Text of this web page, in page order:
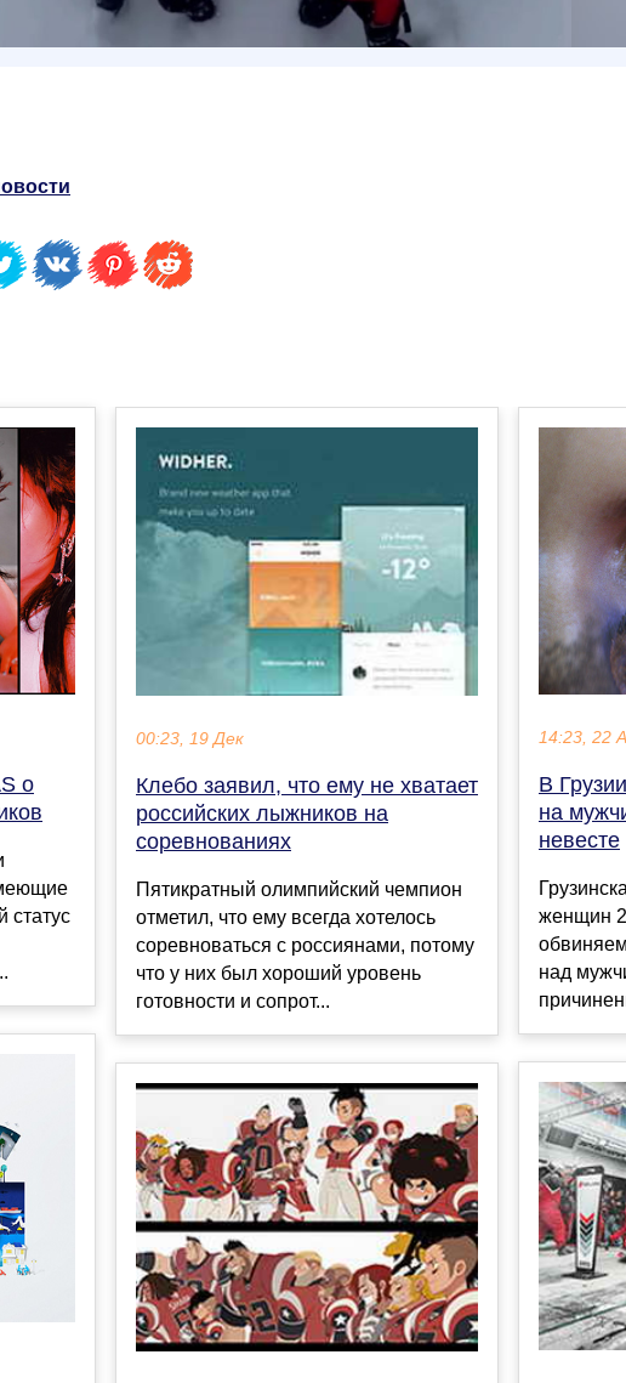
о
статус
00:23, 19 Дек
Клебо заявил, что ему не хватает
российских лыжников на
соревнованиях
Пятикратный олимпийский чемпион
отметил, что ему всегда хотелось
соревноваться с россиянами, потому
что у них был хороший уровень
готовности и сопрот...
14:23, 22
В
на
невесте
женщин
над